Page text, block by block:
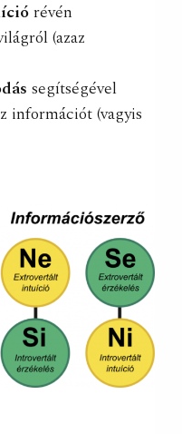
révén
(azaz
segítségével
információt (vagyis